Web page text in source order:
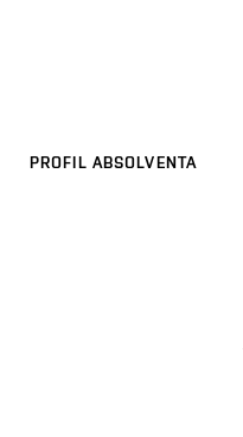
PROFIL ABSOLVENTA